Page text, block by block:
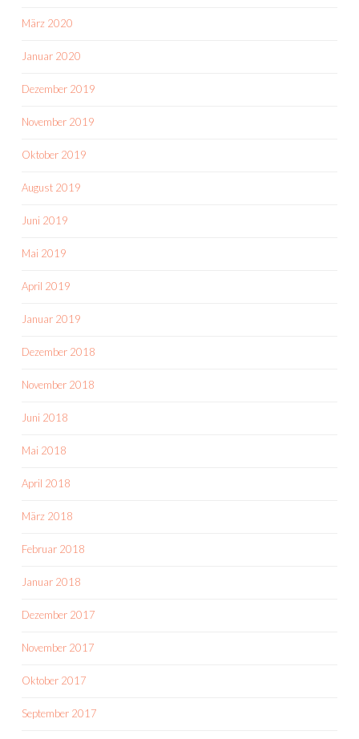
März 2020
Januar 2020
Dezember 2019
November 2019
Oktober 2019
August 2019
Juni 2019
Mai 2019
April 2019
Januar 2019
Dezember 2018
November 2018
Juni 2018
Mai 2018
April 2018
März 2018
Februar 2018
Januar 2018
Dezember 2017
November 2017
Oktober 2017
September 2017